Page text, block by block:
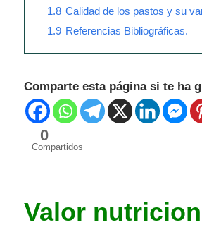
1.8 Calidad de los pastos y su
1.9 Referencias Bibliográficas.
Comparte esta página si te ha
0
Compartidos
Valor